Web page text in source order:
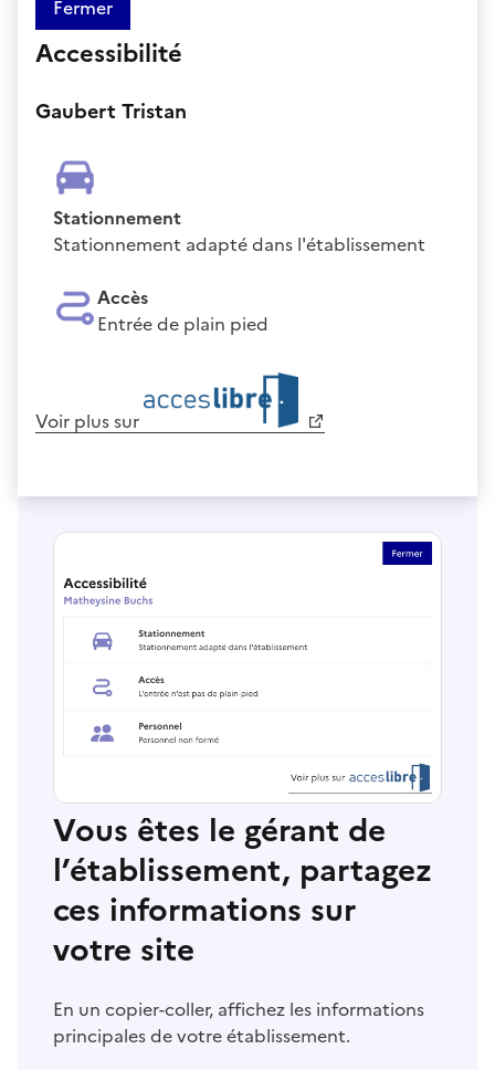
Fermer
Accessibilité
Gaubert Tristan
Stationnement
Stationnement adapté dans l'établissement
Accès
Entrée de plain pied
Voir plus sur
Vous êtes le gérant de
l’établissement, partagez
ces informations sur
votre site
En un copier-coller, affichez les informations
principales de votre établissement.